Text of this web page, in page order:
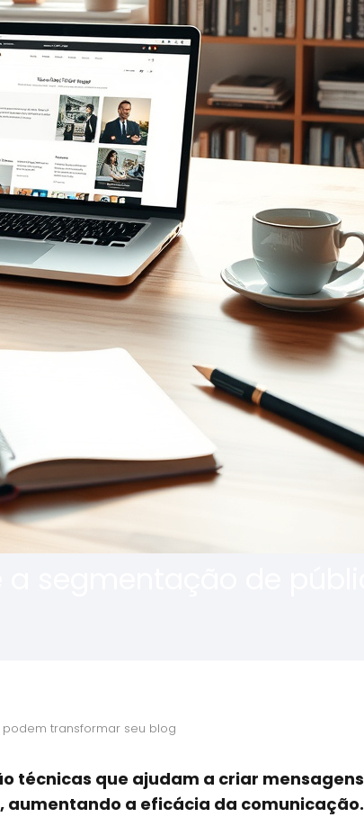
transformar seu blog
técnicas que ajudam a criar mensagens
aumentando a eficácia da comunicação.